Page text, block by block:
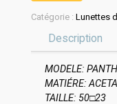
Catégorie : Lunettes
Description
MODELE:
MATIÉRE:
TAILLE: 50□23